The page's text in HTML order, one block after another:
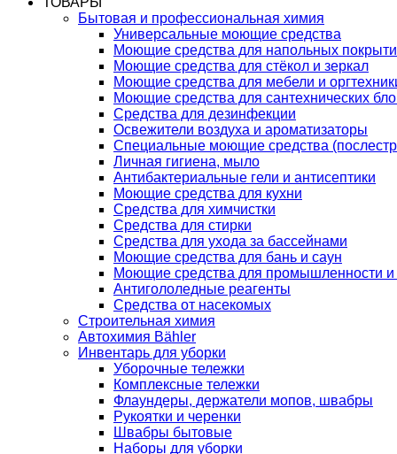
Бытовая и профессиональная химия
Универсальные моющие средства
Моющие средства для напольных
Моющие средства для стёкол и зеркал
Моющие средства для мебели и
Моющие средства для сантехнических
Средства для дезинфекции
Освежители воздуха и ароматизаторы
Специальные моющие средства
Личная гигиена, мыло
Антибактериальные гели и антисептики
Моющие средства для кухни
Средства для химчистки
Средства для стирки
Средства для ухода за бассейнами
Моющие средства для бань и саун
Моющие средства для промышленности и
Антигололедные реагенты
Средства от насекомых
Строительная химия
Автохимия Bähler
Инвентарь для уборки
Уборочные тележки
Комплексные тележки
Флаундеры, держатели мопов, швабры
Рукоятки и черенки
Швабры бытовые
Наборы для уборки